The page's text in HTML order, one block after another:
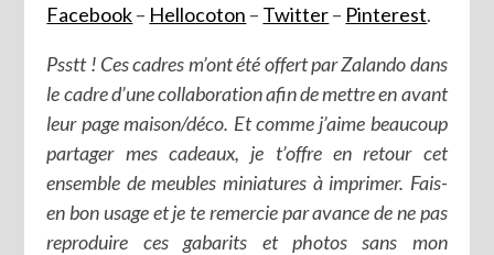
Facebook– Hellocoton – Twitter– Pinterest.
Psstt ! Ces cadres m’ont été offert par Zalando dans
le cadre d’une collaboration afin de mettre en avant
leur page maison/déco. Et comme j’aime beaucoup
partager mes cadeaux, je t’offre en retour cet
ensemble de meubles miniatures à imprimer. Fais-
en bon usage et je te remercie par avance de ne pas
reproduire ces gabarits et photos sans mon